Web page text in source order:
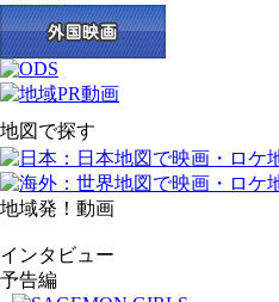
地図で探す
地域発！動画
インタビュー
予告編